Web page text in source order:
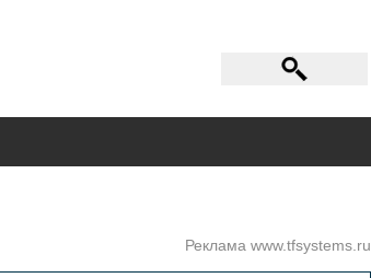
Реклама www.tfsystems.ru